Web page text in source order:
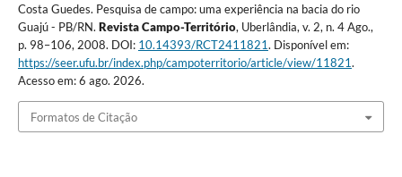
Costa Guedes. Pesquisa de campo: uma experiência na bacia do rio
Guajú - PB/RN. Revista Campo-Território, Uberlândia, v. 2, n. 4 Ago.,
p. 98–106, 2008. DOI: 10.14393/RCT2411821. Disponível em:
https://seer.ufu.br/index.php/campoterritorio/article/view/11821.
Acesso em: 6 ago. 2026.
Formatos de Citação